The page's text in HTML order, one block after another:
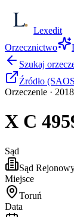
Lexedit
Orzecznictwo
Szukaj
Źródło
Orzeczenie ·
X C
Sąd
Sąd
Miejsce
Toruń
Data